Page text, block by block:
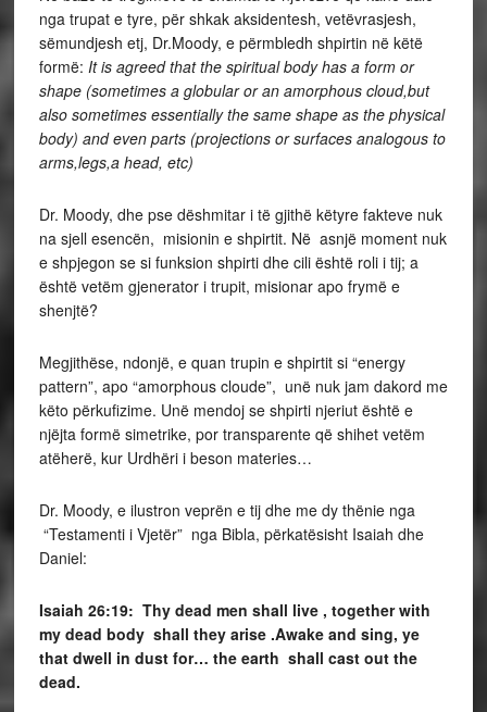
nga trupat e tyre, për shkak aksidentesh, vetëvrasjesh,
sëmundjesh etj, Dr.Moody, e përmbledh shpirtin në këtë
formë: It is agreed that the spiritual body has a form or
shape (sometimes a globular or an amorphous cloud,but
also sometimes essentially the same shape as the physical
body) and even parts (projections or surfaces analogous to
arms,legs,a head, etc)
Dr. Moody, dhe pse dëshmitar i të gjithë këtyre fakteve nuk
na sjell esencën, misionin e shpirtit. Në asnjë moment nuk
e shpjegon se si funksion shpirti dhe cili është roli i tij; a
është vetëm gjenerator i trupit, misionar apo frymë e
shenjtë?
Megjithëse, ndonjë, e quan trupin e shpirtit si “energy
pattern”, apo “amorphous cloude”, unë nuk jam dakord me
këto përkufizime. Unë mendoj se shpirti njeriut është e
njëjta formë simetrike, por transparente që shihet vetëm
atëherë, kur Urdhëri i beson materies…
Dr. Moody, e ilustron veprën e tij dhe me dy thënie nga
“Testamenti i Vjetër” nga Bibla, përkatësisht Isaiah dhe
Daniel:
Isaiah 26:19: Thy dead men shall live , together with
my dead body shall they arise .Awake and sing, ye
that dwell in dust for… the earth shall cast out the
dead.